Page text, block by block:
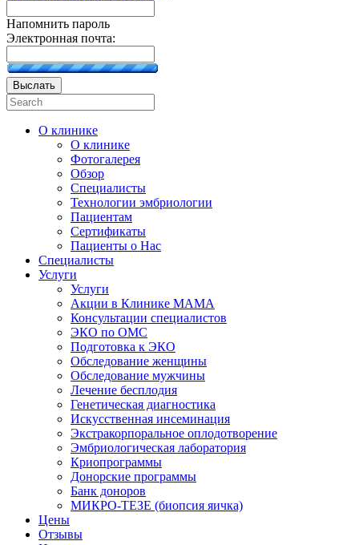
Напомнить пароль
Электронная почта:
Выслать
О клинике
О клинике
Фотогалерея
Обзор
Специалисты
Технологии эмбриологии
Пациентам
Сертификаты
Пациенты о Нас
Специалисты
Услуги
Услуги
Акции в Клинике МАМА
Консультации специалистов
ЭКО по ОМС
Подготовка к ЭКО
Обследование женщины
Обследование мужчины
Лечение бесплодия
Генетическая диагностика
Искусственная инсеминация
Экстракорпоральное оплодотворение
Эмбриологическая лаборатория
Криопрограммы
Донорские программы
Банк доноров
МИКРО-ТЕЗЕ (биопсия яичка)
Цены
Отзывы